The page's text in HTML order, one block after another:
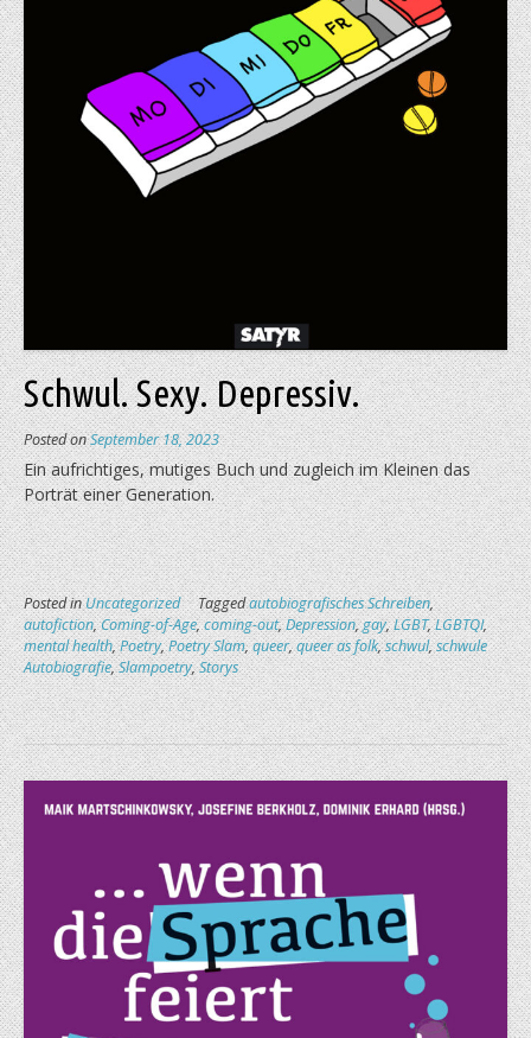
Schwul. Sexy. Depressiv.
Posted onSeptember 18, 2023
Ein aufrichtiges, mutiges Buch und zugleich im Kleinen das
Porträt einer Generation.
Posted inUncategorized Taggedautobiografisches Schreiben,
autofiction,Coming-of-Age,coming-out,Depression,gay,LGBT,LGBTQI,
mental health,Poetry,Poetry Slam,queer,queer as folk,schwul,schwule
Autobiografie,Slampoetry,Storys